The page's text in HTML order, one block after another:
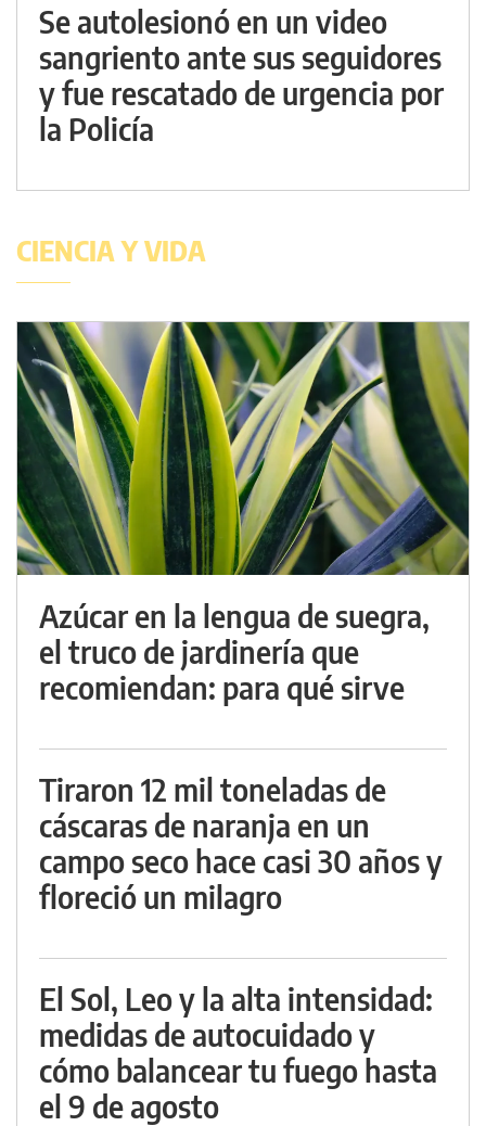
Se autolesionó en un video
sangriento ante sus seguidores
y fue rescatado de urgencia por
la Policía
CIENCIA Y VIDA
Azúcar en la lengua de suegra,
el truco de jardinería que
recomiendan: para qué sirve
Tiraron 12 mil toneladas de
cáscaras de naranja en un
campo seco hace casi 30 años y
floreció un milagro
El Sol, Leo y la alta intensidad:
medidas de autocuidado y
cómo balancear tu fuego hasta
el 9 de agosto